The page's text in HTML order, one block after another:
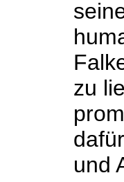
zu
und